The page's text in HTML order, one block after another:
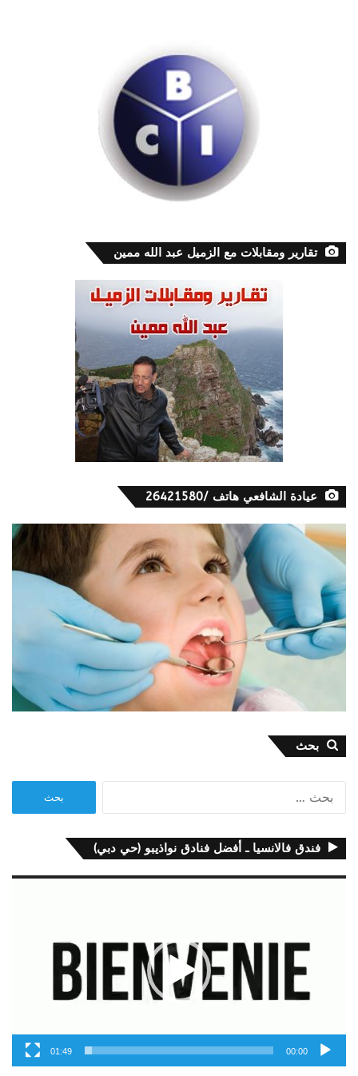
تقارير ومقابلات مع الزميل عبد الله ممين
عيادة الشافعي هاتف /26421580
بحث
فندق فالانسيا ـ أفضل فنادق نواذيبو (حي دبي)
00:00
01:49